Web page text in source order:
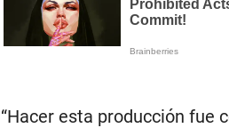
“Hacer esta producción fue